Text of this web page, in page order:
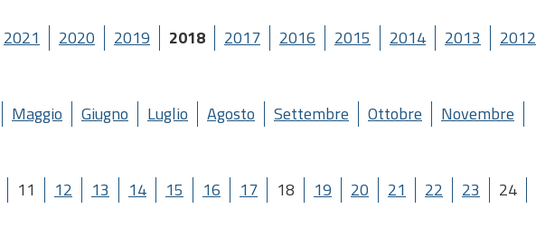
2021 2020 2019 2018 2017 2016 2015 2014 2013
2012
Maggio Giugno Luglio Agosto Settembre Ottobre
Novembre
11 12 13 14 15 16 17 18 19 20 21 22 23 24